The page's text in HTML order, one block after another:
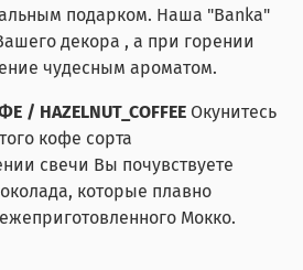
подарком. Наша "Banka"
декора , а при горении
чудесным ароматом.
HAZELNUT_COFFEE Окунитесь
кофе сорта
свечи Вы почувствуете
которые плавно
Мокко.